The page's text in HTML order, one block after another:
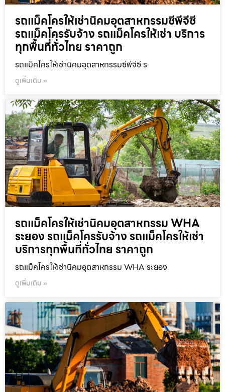
รถแม็คโครให้เช่านิคมอุตสาหกรรมซีพีจีซี
รถแม็คโครรับจ้าง รถแม็คโครให้เช่า บริการ
ทุกพื้นที่ทั่วไทย ราคาถูก
รถแม็คโครให้เช่านิคมอุตสาหกรรมซีพีจีซี ร
ดูเพิ่มเติม »
รถแม็คโครให้เช่านิคมอุตสาหกรรม WHA
ระยอง รถแม็คโครรับจ้าง รถแม็คโครให้เช่า
บริการทุกพื้นที่ทั่วไทย ราคาถูก
รถแม็คโครให้เช่านิคมอุตสาหกรรม WHA ระยอง
ดูเพิ่มเติม »